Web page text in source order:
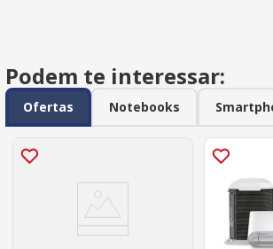
Podem te interessar:
Ofertas Notebooks